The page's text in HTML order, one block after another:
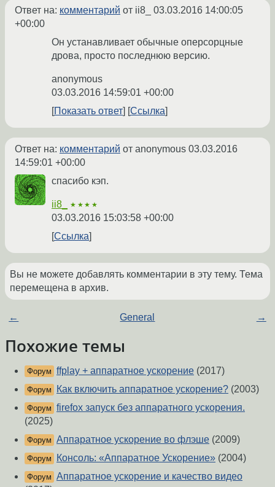
Ответ на: комментарий от ii8_ 03.03.2016 14:00:05
+00:00
Он устанавливает обычные оперсорцные
дрова, просто последнюю версию.
anonymous
03.03.2016 14:59:01 +00:00
Показать ответ
Ссылка
Ответ на: комментарий от anonymous 03.03.2016
14:59:01 +00:00
спасибо кэп.
ii8_ ★★★★
03.03.2016 15:03:58 +00:00
Ссылка
Вы не можете добавлять комментарии в эту тему. Тема
перемещена в архив.
← General →
Похожие темы
Форум ffplay + аппаратное ускорение (2017)
Форум Как включить аппаратное ускорение? (2003)
Форум firefox запуск без аппаратного ускорения.
(2025)
Форум Аппаратное ускорение во флэше (2009)
Форум Консоль: «Аппаратное Ускорение» (2004)
Форум Аппаратное ускорение и качество видео